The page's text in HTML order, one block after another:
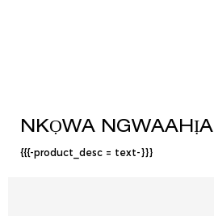
NKỌWA NGWAAHỊA
{{{-product_desc = text-}}}